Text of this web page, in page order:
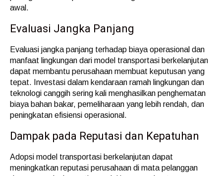
awal.
Evaluasi Jangka Panjang
Evaluasi jangka panjang terhadap biaya operasional dan
manfaat lingkungan dari model transportasi berkelanjutan
dapat membantu perusahaan membuat keputusan yang
tepat. Investasi dalam kendaraan ramah lingkungan dan
teknologi canggih sering kali menghasilkan penghematan
biaya bahan bakar, pemeliharaan yang lebih rendah, dan
peningkatan efisiensi operasional.
Dampak pada Reputasi dan Kepatuhan
Adopsi model transportasi berkelanjutan dapat
meningkatkan reputasi perusahaan di mata pelanggan